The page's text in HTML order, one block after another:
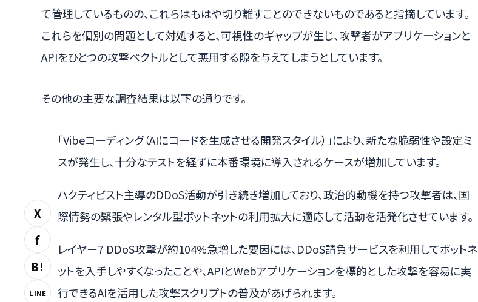
X
f
B!
LINE
て管理しているものの、これらはもはや切り離すことのできないものであると指摘しています。
これらを個別の問題として対処すると、可視性のギャップが生じ、攻撃者がアプリケーションと
APIをひとつの攻撃ベクトルとして悪用する隙を与えてしまうとしています。
その他の主要な調査結果は以下の通りです。
「Vibeコーディング（AIにコードを生成させる開発スタイル）」により、新たな脆弱性や設定ミ
スが発生し、十分なテストを経ずに本番環境に導入されるケースが増加しています。
ハクティビスト主導のDDoS活動が引き続き増加しており、政治的動機を持つ攻撃者は、国
際情勢の緊張やレンタル型ボットネットの利用拡大に適応して活動を活発化させています。
レイヤー7 DDoS攻撃が約104%急増した要因には、DDoS請負サービスを利用してボットネ
ットを入手しやすくなったことや、APIとWebアプリケーションを標的とした攻撃を容易に実
行できるAIを活用した攻撃スクリプトの普及があげられます。